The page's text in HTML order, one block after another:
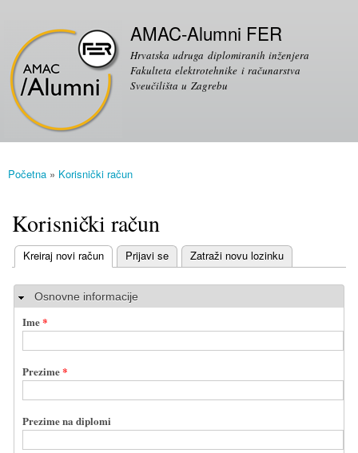
na
glavni
sadržaj
AMAC-Alumni FER
Hrvatska udruga diplomiranih inženjera
Fakulteta elektrotehnike i računarstva
Sveučilišta u Zagrebu
Vi ste ovdje
Početna » Korisnički račun
Korisnički račun
Primarni tabovi
Kreiraj novi račun
(aktivni tab) Prijavi se Zatraži novu lozinku
Sakrij
Osnovne informacije
Ime*
Prezime*
Prezime na diplomi